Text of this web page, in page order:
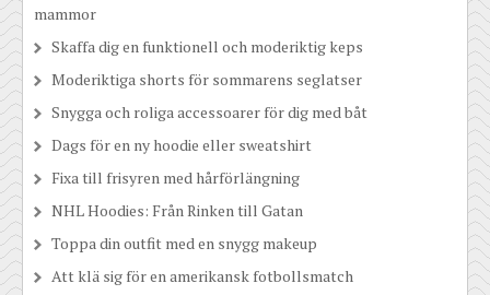
mammor
Skaffa dig en funktionell och moderiktig keps
Moderiktiga shorts för sommarens seglatser
Snygga och roliga accessoarer för dig med båt
Dags för en ny hoodie eller sweatshirt
Fixa till frisyren med hårförlängning
NHL Hoodies: Från Rinken till Gatan
Toppa din outfit med en snygg makeup
Att klä sig för en amerikansk fotbollsmatch